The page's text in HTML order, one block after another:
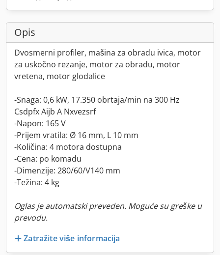
Opis
Dvosmerni profiler, mašina za obradu ivica, motor
za uskočno rezanje, motor za obradu, motor
vretena, motor glodalice
-Snaga: 0,6 kW, 17.350 obrtaja/min na 300 Hz
Csdpfx Aijb A Nxvezsrf
-Napon: 165 V
-Prijem vratila: Ø 16 mm, L 10 mm
-Količina: 4 motora dostupna
-Cena: po komadu
-Dimenzije: 280/60/V140 mm
-Težina: 4 kg
Oglas je automatski preveden. Moguće su greške u
prevodu.
Zatražite više informacija